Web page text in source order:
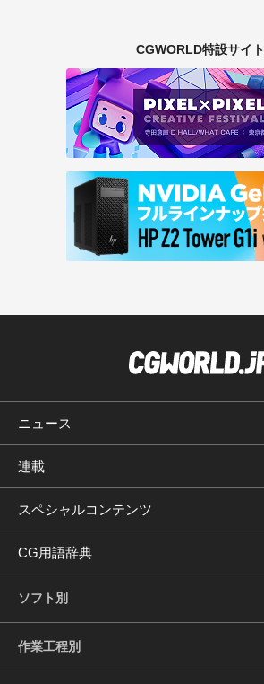
CGWORLD特設サイト
ニュース
連載
スペシャルコンテンツ
CG用語辞典
ソフト別
作業工程別